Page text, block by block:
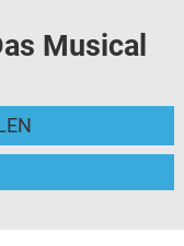
Musical